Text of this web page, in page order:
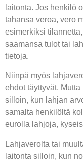
laitonta. Jos henkilö
tahansa veroa, vero
esimerkiksi
saamansa tulot tai
tietoja.
Niinpä myös
ehdot täyttyvät.
silloin, kun lahjan
samalta henkilöltä
eurolla lahjoja,
Lahjaverolta tai
laitonta silloin, kun